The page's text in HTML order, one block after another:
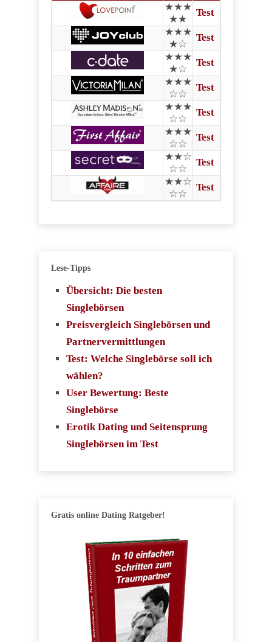
★★★
★★
Test
★★★
★☆
Test
★★★
★☆
Test
★★★
☆☆
Test
★★★
☆☆
Test
★★★
☆☆
Test
★★☆
☆☆
Test
★★☆
☆☆
Test
Lese-Tipps
Übersicht: Die besten
Singlebörsen
Preisvergleich Singlebörsen und
Partnervermittlungen
Test: Welche Singlebörse soll ich
wählen?
User Bewertung: Beste
Singlebörse
Erotik Dating und Seitensprung
Singlebörsen im Test
Gratis online Dating Ratgeber!